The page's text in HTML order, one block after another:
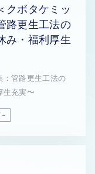
クボタケミッ
路更生工法の
み・福利厚生
：管路更生工法の
生充実〜